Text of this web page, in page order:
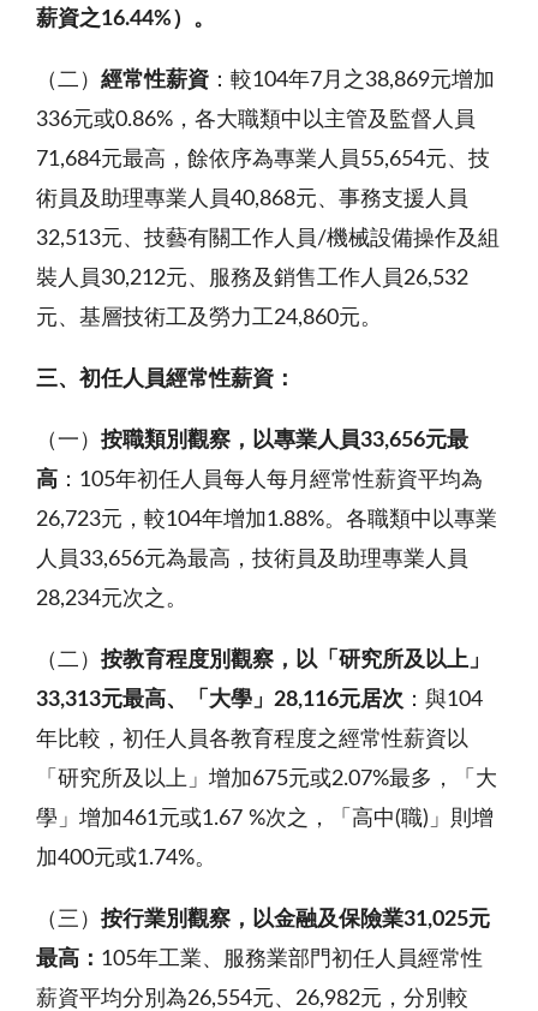
薪資之16.44% ）。
（二） 經常性薪資 ：較104年7月之38,869元增加
336元或0.86%，各大職類中以主管及監督人員
71,684元最高，餘依序為專業人員55,654元、技
術員及助理專業人員40,868元、事務支援人員
32,513元、技藝有關工作人員/機械設備操作及組
裝人員30,212元、服務及銷售工作人員26,532
元、基層技術工及勞力工24,860元。
三、 初任人員經常性薪資 ：
（一） 按職類別觀察，以專業人員33,656元最
高 ：105年初任人員每人每月經常性薪資平均為
26,723元，較104年增加1.88%。各職類中以專業
人員33,656元為最高，技術員及助理專業人員
28,234元次之。
（二） 按教育程度別觀察，以「研究所及以上」
33,313元最高、「大學」 28,116元居次 ：與104
年比較，初任人員各教育程度之經常性薪資以
「研究所及以上」增加675元或2.07%最多，「大
學」增加461元或1.67 %次之，「高中(職)」則增
加400元或1.74%。
（三） 按行業別觀察，以金融及保險業31,025元
最高： 105年工業、服務業部門初任人員經常性
薪資平均分別為26,554元、26,982元，分別較